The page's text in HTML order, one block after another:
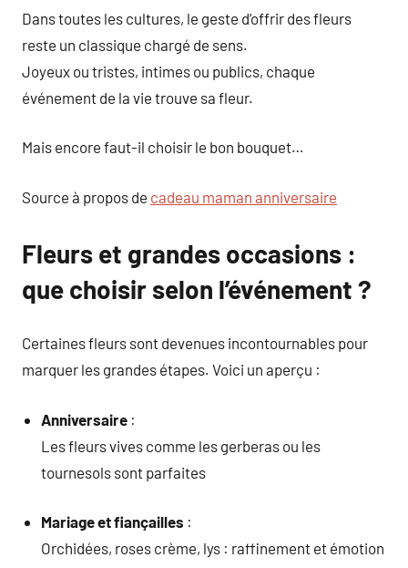
Dans toutes les cultures, le geste d’offrir des fleurs
reste un classique chargé de sens.
Joyeux ou tristes, intimes ou publics, chaque
événement de la vie trouve sa fleur.
Mais encore faut-il choisir le bon bouquet…
Source à propos de cadeau maman anniversaire
Fleurs et grandes occasions :
que choisir selon l’événement ?
Certaines fleurs sont devenues incontournables pour
marquer les grandes étapes. Voici un aperçu :
Anniversaire :
Les fleurs vives comme les gerberas ou les
tournesols sont parfaites
Mariage et fiançailles :
Orchidées, roses crème, lys : raffinement et émotion